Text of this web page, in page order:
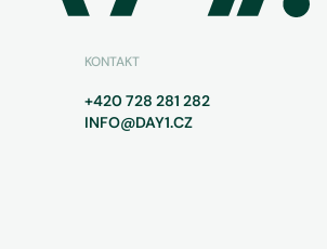
KONTAKT
+420 728 281 282
INFO@DAY1.CZ